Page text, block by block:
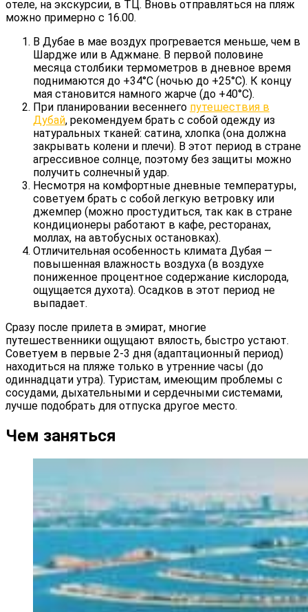
отеле, на экскурсии, в ТЦ. Вновь отправляться на пляж
можно примерно с 16.00.
В Дубае в мае воздух прогревается меньше, чем в
Шардже или в Аджмане. В первой половине
месяца столбики термометров в дневное время
поднимаются до +34°C (ночью до +25°C). К концу
мая становится намного жарче (до +40°C).
При планировании весеннего путешествия в
Дубай, рекомендуем брать с собой одежду из
натуральных тканей: сатина, хлопка (она должна
закрывать колени и плечи). В этот период в стране
агрессивное солнце, поэтому без защиты можно
получить солнечный удар.
Несмотря на комфортные дневные температуры,
советуем брать с собой легкую ветровку или
джемпер (можно простудиться, так как в стране
кондиционеры работают в кафе, ресторанах,
моллах, на автобусных остановках).
Отличительная особенность климата Дубая —
повышенная влажность воздуха (в воздухе
пониженное процентное содержание кислорода,
ощущается духота). Осадков в этот период не
выпадает.
Сразу после прилета в эмират, многие
путешественники ощущают вялость, быстро устают.
Советуем в первые 2-3 дня (адаптационный период)
находиться на пляже только в утренние часы (до
одиннадцати утра). Туристам, имеющим проблемы с
сосудами, дыхательными и сердечными системами,
лучше подобрать для отпуска другое место.
Чем заняться